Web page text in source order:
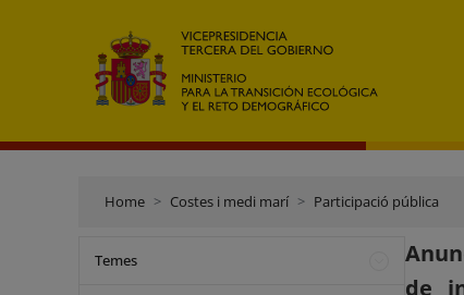
Home Costes i medi marí Participació pública
Temes
de